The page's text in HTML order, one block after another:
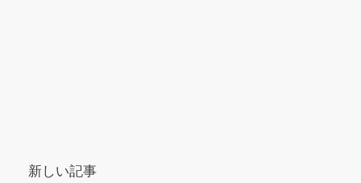
新しい記事